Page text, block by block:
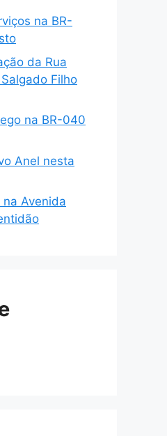
na BR-
da Rua
Filho
na BR-040
Anel nesta
Avenida